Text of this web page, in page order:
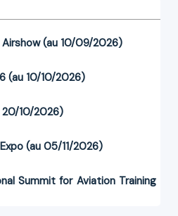
(au 10/09/2026)
(au 10/10/2026)
20/10/2026)
(au 05/11/2026)
Summit for Aviation Training